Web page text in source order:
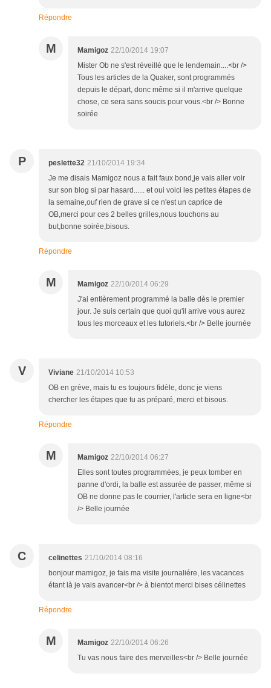
Répondre
M Mamigoz 22/10/2014 19:07
Mister Ob ne s'est réveillé que le lendemain....<br />
Tous les articles de la Quaker, sont programmés
depuis le départ, donc même si il m'arrive quelque
chose, ce sera sans soucis pour vous.<br /> Bonne
soirée
P peslette32 21/10/2014 19:34
Je me disais Mamigoz nous a fait faux bond,je vais aller voir
sur son blog si par hasard...... et oui voici les petites étapes de
la semaine,ouf rien de grave si ce n'est un caprice de
OB,merci pour ces 2 belles grilles,nous touchons au
but,bonne soirée,bisous.
Répondre
M Mamigoz 22/10/2014 06:29
J'ai entièrement programmé la balle dès le premier
jour. Je suis certain que quoi qu'il arrive vous aurez
tous les morceaux et les tutoriels.<br /> Belle journée
V Viviane 21/10/2014 10:53
OB en grève, mais tu es toujours fidèle, donc je viens
chercher les étapes que tu as préparé, merci et bisous.
Répondre
M Mamigoz 22/10/2014 06:27
Elles sont toutes programmées, je peux tomber en
panne d'ordi, la balle est assurée de passer, même si
OB ne donne pas le courrier, l'article sera en ligne<br
/> Belle journée
C celinettes 21/10/2014 08:16
bonjour mamigoz, je fais ma visite journaliére, les vacances
étant là je vais avancer<br /> à bientot merci bises célinettes
Répondre
M Mamigoz 22/10/2014 06:26
Tu vas nous faire des merveilles<br /> Belle journée